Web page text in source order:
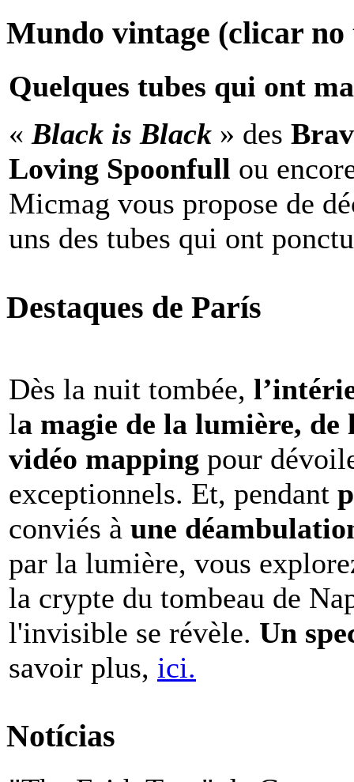
Mundo vintage (clicar
Quelques tubes qui ont
« Black is Black » des
Loving Spoonfull ou
Micmag vous propose de
uns des tubes qui ont
Destaques de París
Dès la nuit tombée,
la magie de la lumière,
vidéo mapping pour
exceptionnels. Et, pendant
conviés à une
par la lumière, vous
la crypte du tombeau de
l'invisible se révèle. Un
savoir plus, ici.
Notícias